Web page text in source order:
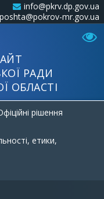
info@pkrv.dp.gov.ua
poshta@pokrov-mr.gov.ua
РАДИ
ОБЛАСТІ
рішення
етики,